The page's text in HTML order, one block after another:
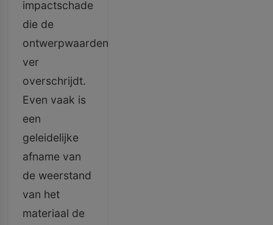
impactschade
die de
ontwerpwaarden
ver
overschrijdt.
Even vaak is
een
geleidelijke
afname van
de weerstand
van het
materiaal de